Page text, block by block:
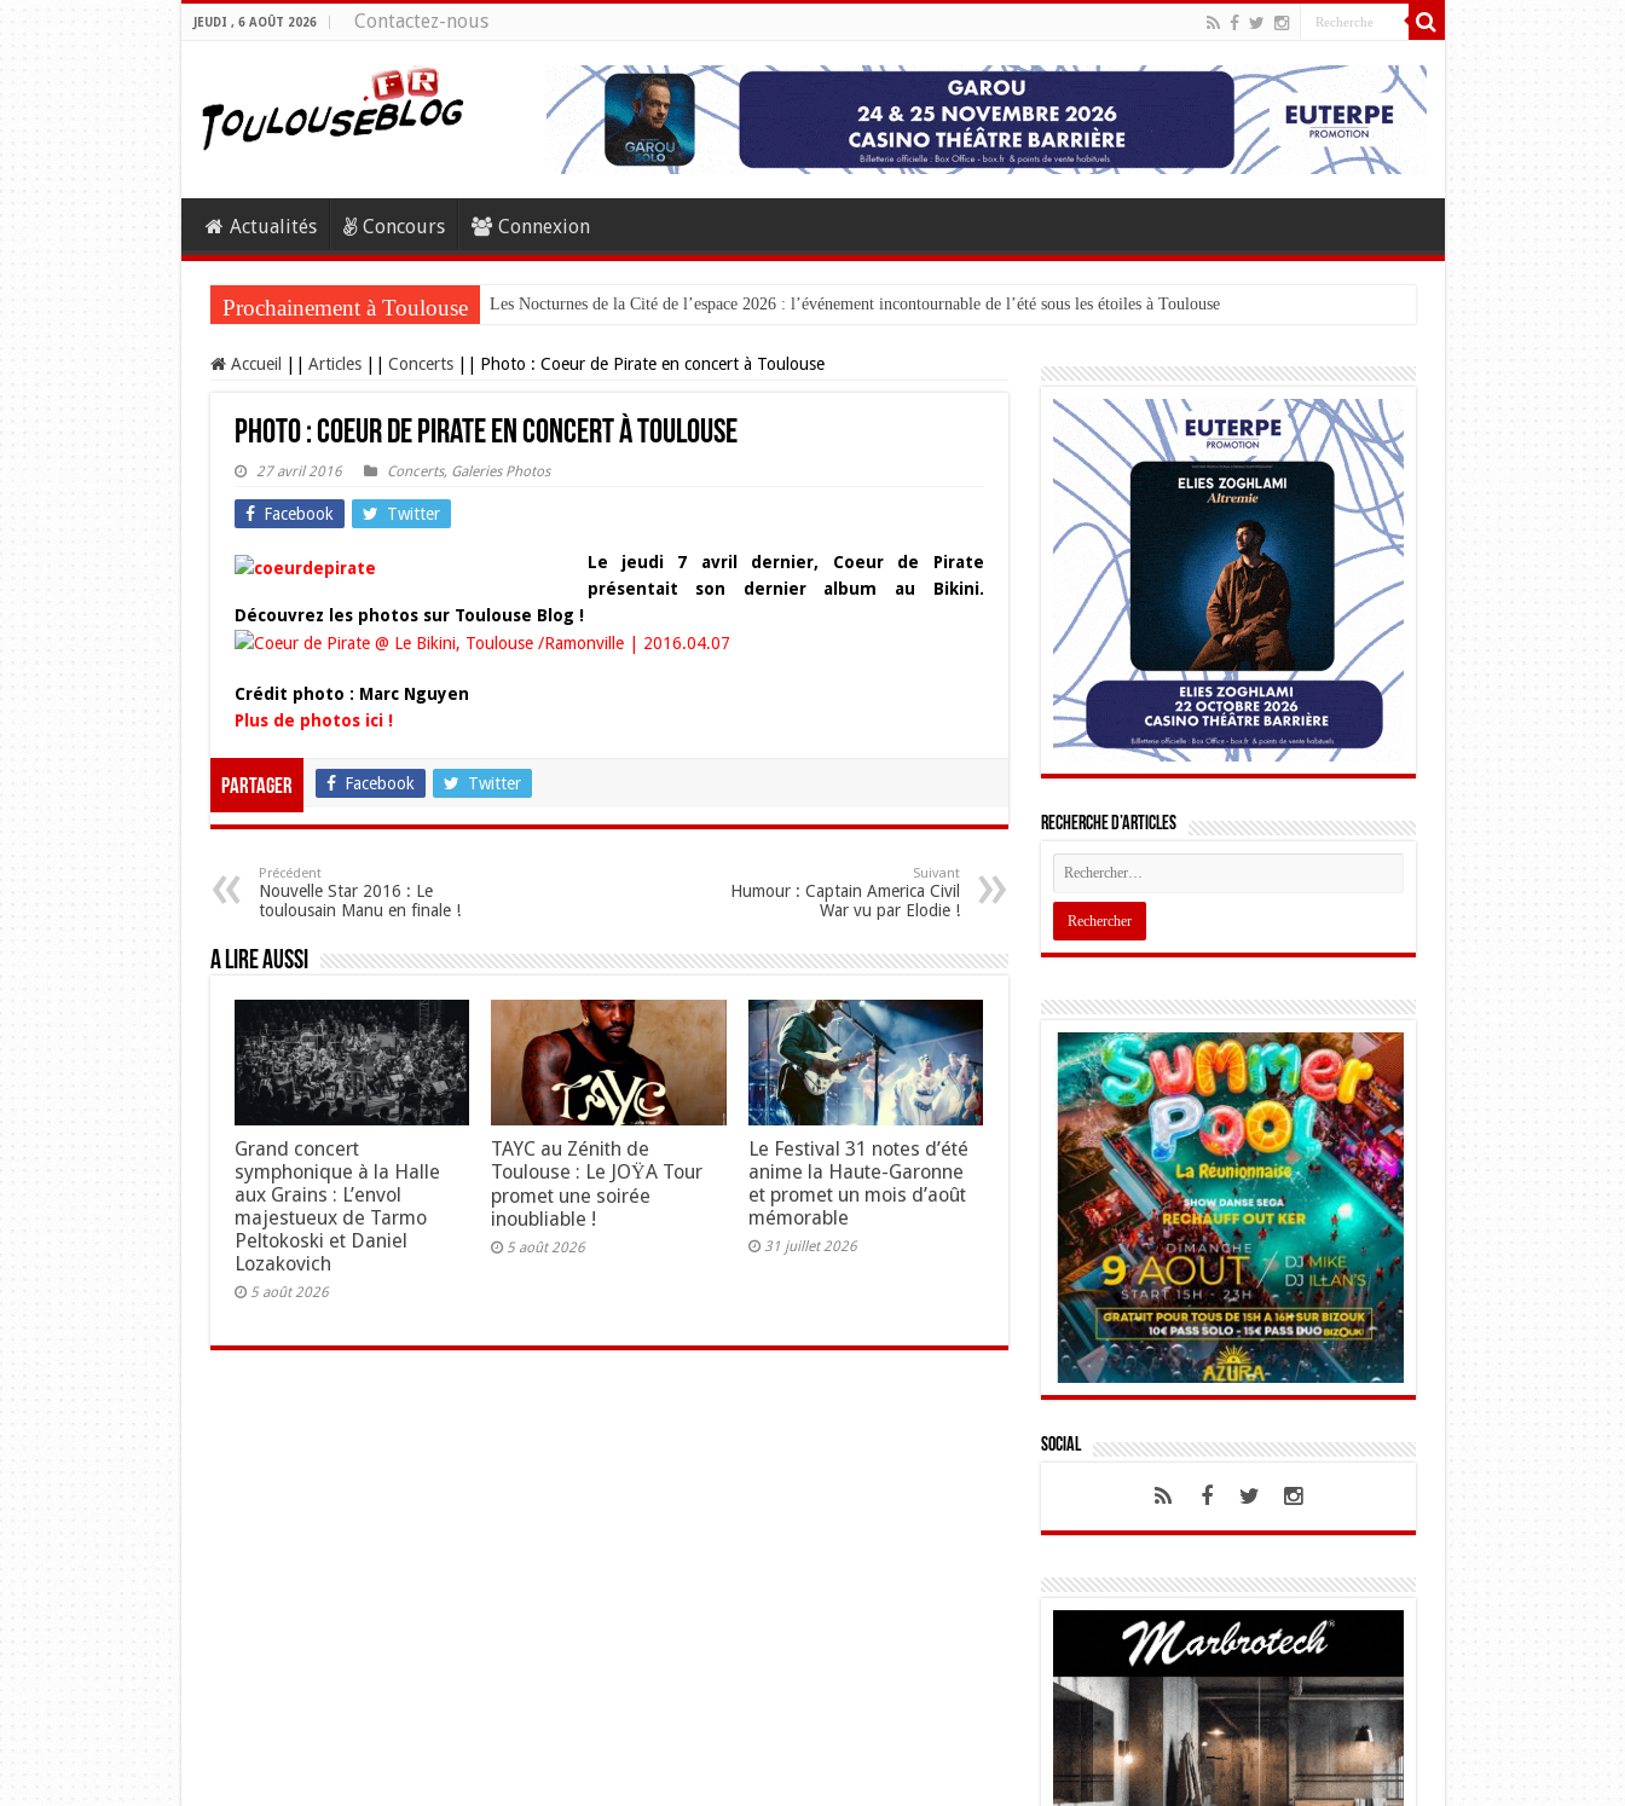
JEUDI , 6 AOÛT 2026 Contactez-nous
Actualités Concours Connexion
Prochainement à Toulouse Les Nocturnes de la Cité de l’espace 2026 : l’événement incontournable de l’été sous les étoiles à Toulouse
Accueil Articles Concerts Photo : Coeur de Pirate en concert à Toulouse
Photo : Coeur de Pirate en concert à Toulouse
27 avril 2016 Concerts, Galeries Photos
Facebook Twitter
Le jeudi 7 avril dernier, Coeur de Pirate
présentait son dernier album au Bikini.
Découvrez les photos sur Toulouse Blog !
Crédit photo : Marc Nguyen
Plus de photos ici !
Partager Facebook Twitter
Précédent
Nouvelle Star 2016 : Le
toulousain Manu en finale !
Suivant
Humour : Captain America Civil
War vu par Elodie !
A lire aussi
Grand concert
symphonique à la Halle
aux Grains : L’envol
majestueux de Tarmo
Peltokoski et Daniel
Lozakovich
5 août 2026
TAYC au Zénith de
Toulouse : Le JOŸA Tour
promet une soirée
inoubliable !
5 août 2026
Le Festival 31 notes d’été
anime la Haute-Garonne
et promet un mois d’août
mémorable
31 juillet 2026
Recherche d’articles
Social